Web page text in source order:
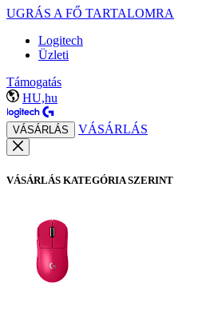
UGRÁS A FŐ TARTALOMRA
Logitech
Üzleti
Támogatás
HU,hu
VÁSÁRLÁS VÁSÁRLÁS
VÁSÁRLÁS KATEGÓRIA SZERINT